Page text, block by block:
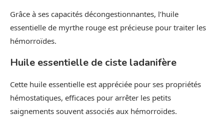
Grâce à ses capacités décongestionnantes, l’huile
essentielle de myrthe rouge est précieuse pour traiter les
hémorroïdes.
Huile essentielle de ciste ladanifère
Cette huile essentielle est appréciée pour ses propriétés
hémostatiques, efficaces pour arrêter les petits
saignements souvent associés aux hémorroïdes.